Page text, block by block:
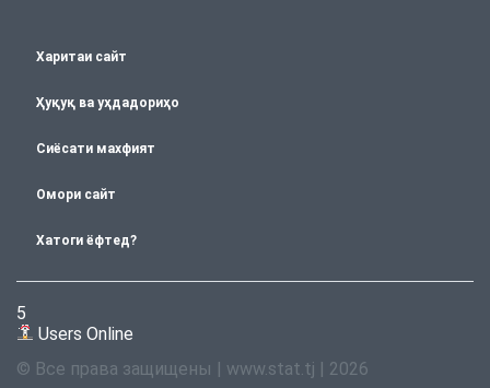
Харитаи сайт
Ҳуқуқ ва уҳдадориҳо
Сиёсати махфият
Омори сайт
Хатоги ёфтед?
5
Users Online
© Все права защищены | www.stat.tj | 2026